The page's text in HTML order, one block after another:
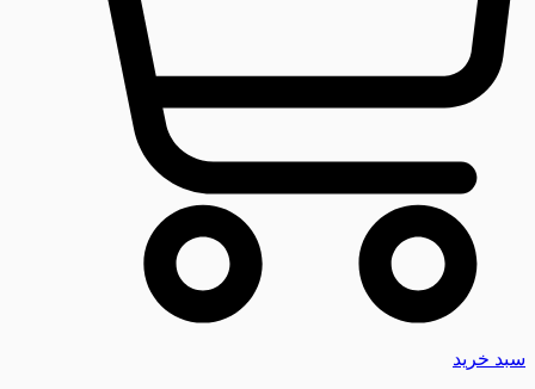
سبد خرید